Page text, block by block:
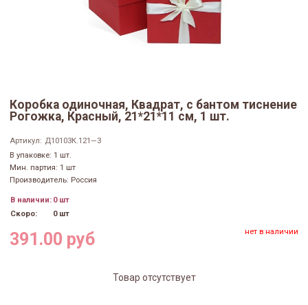
Коробка одиночная, Квадрат, с бантом тиснение
Рогожка, Красный, 21*21*11 см, 1 шт.
Артикул: Д10103К.121—3
В упаковке: 1 шт.
Мин. партия: 1 шт
Производитель: Россия
В наличии: 0 шт
Скоро:
0 шт
391.00 руб нет в наличии
Товар отсутствует